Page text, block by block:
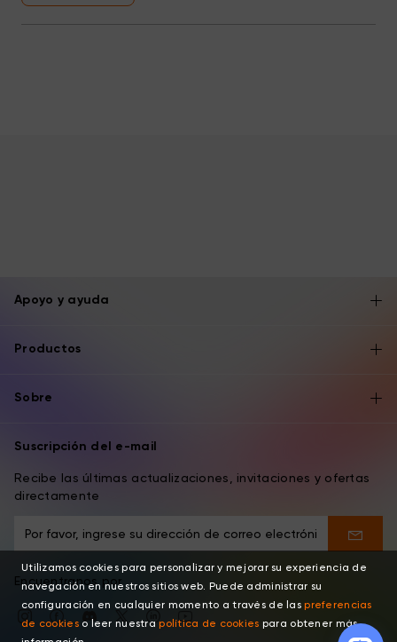
Apoyo y ayuda
Productos
Sobre
Suscripción del e-mail
Recibe las últimas actualizaciones, invitaciones y ofertas
directamente
Encuentranos por
Utilizamos cookies para personalizar y mejorar su experiencia de
navegación en nuestros sitios web. Puede administrar su
configuración en cualquier momento a través de laspreferencias
de cookieso leer nuestrapolítica de cookies para obtener más